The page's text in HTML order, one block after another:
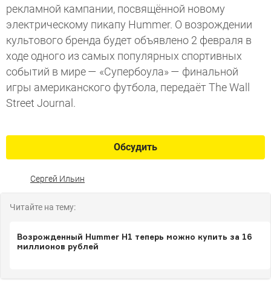
рекламной кампании, посвящённой новому
электрическому пикапу Hummer. О возрождении
культового бренда будет объявлено 2 февраля в
ходе одного из самых популярных спортивных
событий в мире — «Супербоула» — финальной
игры американского футбола, передаёт The Wall
Street Journal.
Обсудить
Сергей Ильин
Читайте на тему:
Возрожденный Hummer H1 теперь можно купить за 16
миллионов рублей